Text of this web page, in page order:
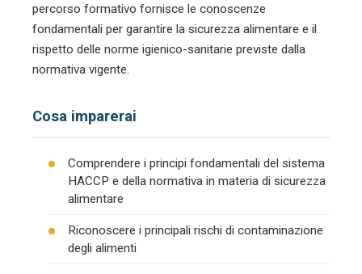
percorso formativo fornisce le conoscenze
fondamentali per garantire la sicurezza alimentare e il
rispetto delle norme igienico-sanitarie previste dalla
normativa vigente.
Cosa imparerai
Comprendere i principi fondamentali del sistema
HACCP e della normativa in materia di sicurezza
alimentare
Riconoscere i principali rischi di contaminazione
degli alimenti